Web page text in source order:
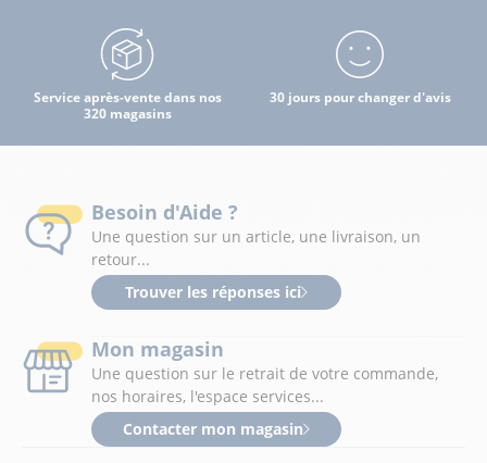
Service après-vente dans nos
320 magasins
30 jours pour changer d'avis
Besoin d'Aide ?
Une question sur un article, une livraison, un
retour...
Trouver les réponses ici
Mon magasin
Une question sur le retrait de votre commande,
nos horaires, l'espace services...
Contacter mon magasin